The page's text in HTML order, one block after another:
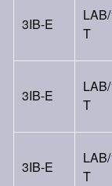
3IB-E
T
3IB-E
T
3IB-E
T